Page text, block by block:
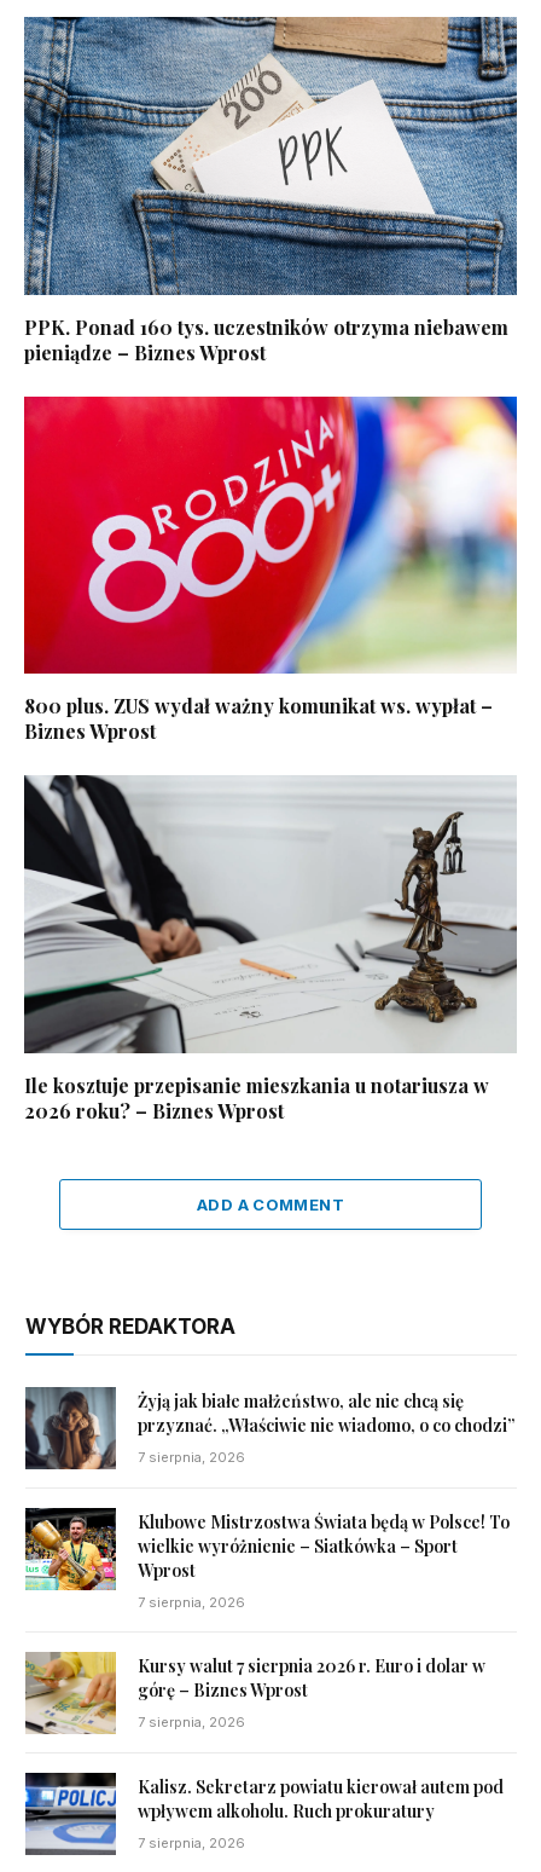
PPK. Ponad 160 tys. uczestników otrzyma niebawem
pieniądze – Biznes Wprost
800 plus. ZUS wydał ważny komunikat ws. wypłat –
Biznes Wprost
Ile kosztuje przepisanie mieszkania u notariusza w
2026 roku? – Biznes Wprost
ADD A COMMENT
WYBÓR REDAKTORA
Żyją jak białe małżeństwo, ale nie chcą się
przyznać. „Właściwie nie wiadomo, o co chodzi”
7 sierpnia, 2026
Klubowe Mistrzostwa Świata będą w Polsce! To
wielkie wyróżnienie – Siatkówka – Sport
Wprost
7 sierpnia, 2026
Kursy walut 7 sierpnia 2026 r. Euro i dolar w
górę – Biznes Wprost
7 sierpnia, 2026
Kalisz. Sekretarz powiatu kierował autem pod
wpływem alkoholu. Ruch prokuratury
7 sierpnia, 2026